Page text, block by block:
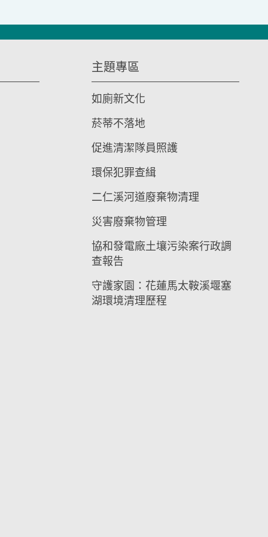
主題專區
如廁新文化
菸蒂不落地
促進清潔隊員照護
環保犯罪查緝
二仁溪河道廢棄物清理
災害廢棄物管理
協和發電廠土壤污染案行政調
查報告
守護家園：花蓮馬太鞍溪堰塞
湖環境清理歷程